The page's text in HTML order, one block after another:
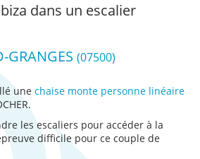
dans un escalier
GRANGES (07500)
une chaise monte personne linéaire
les escaliers pour accéder à la
difficile pour ce couple de